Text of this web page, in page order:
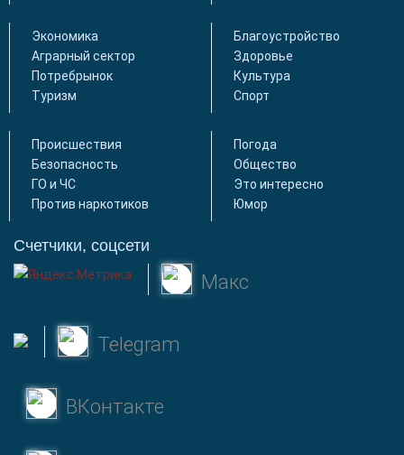
Экономика
Аграрный сектор
Потребрынок
Туризм
Благоустройство
Здоровье
Культура
Спорт
Происшествия
Безопасность
ГО и ЧС
Против наркотиков
Погода
Общество
Это интересно
Юмор
Счетчики, соцсети
Макс
Telegram
ВКонтакте